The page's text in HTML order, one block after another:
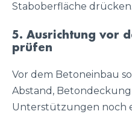
Staboberfläche drücken.
5. Ausrichtung vor
prüfen
Vor dem Betoneinbau
Abstand,
Unterstützungen noch